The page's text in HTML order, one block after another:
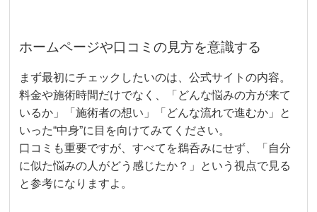
ホームページや口コミの見方を意識する
まず最初にチェックしたいのは、公式サイトの内容。
料金や施術時間だけでなく、「どんな悩みの方が来て
いるか」「施術者の想い」「どんな流れで進むか」と
いった“中身”に目を向けてみてください。
口コミも重要ですが、すべてを鵜呑みにせず、「自分
に似た悩みの人がどう感じたか？」という視点で見る
と参考になりますよ。